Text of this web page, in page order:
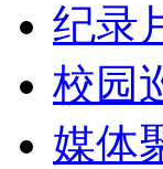
纪录
校园
媒体